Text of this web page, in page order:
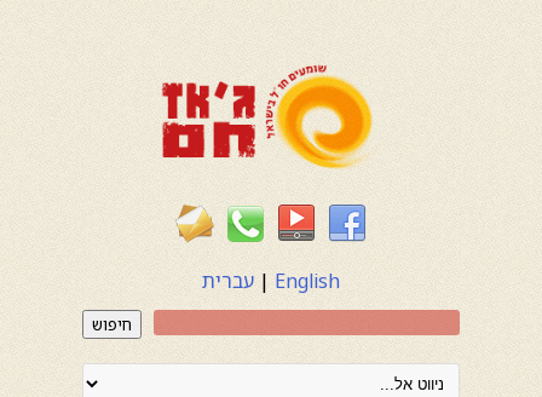
English
| עברית
חיפוש